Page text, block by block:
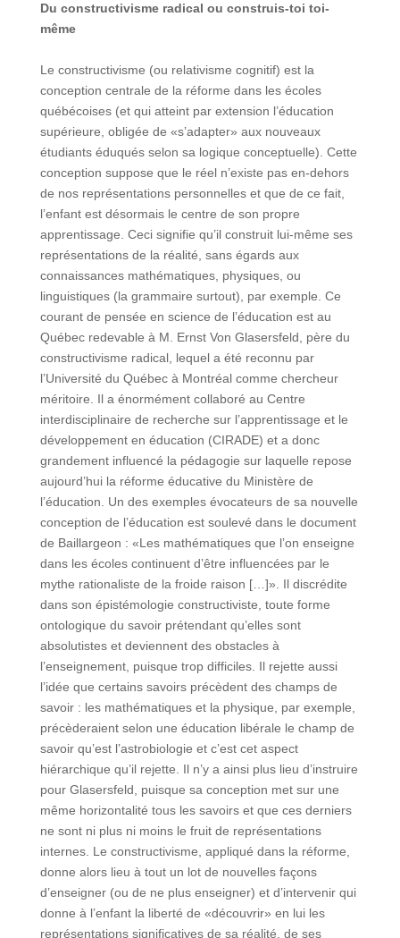
Du constructivisme radical ou construis-toi toi-
même
Le constructivisme (ou relativisme cognitif) est la
conception centrale de la réforme dans les écoles
québécoises (et qui atteint par extension l’éducation
supérieure, obligée de «s’adapter» aux nouveaux
étudiants éduqués selon sa logique conceptuelle). Cette
conception suppose que le réel n’existe pas en-dehors
de nos représentations personnelles et que de ce fait,
l’enfant est désormais le centre de son propre
apprentissage. Ceci signifie qu’il construit lui-même ses
représentations de la réalité, sans égards aux
connaissances mathématiques, physiques, ou
linguistiques (la grammaire surtout), par exemple. Ce
courant de pensée en science de l’éducation est au
Québec redevable à M. Ernst Von Glasersfeld, père du
constructivisme radical, lequel a été reconnu par
l’Université du Québec à Montréal comme chercheur
méritoire. Il a énormément collaboré au Centre
interdisciplinaire de recherche sur l’apprentissage et le
développement en éducation (CIRADE) et a donc
grandement influencé la pédagogie sur laquelle repose
aujourd’hui la réforme éducative du Ministère de
l’éducation. Un des exemples évocateurs de sa nouvelle
conception de l’éducation est soulevé dans le document
de Baillargeon : «Les mathématiques que l’on enseigne
dans les écoles continuent d’être influencées par le
mythe rationaliste de la froide raison […]». Il discrédite
dans son épistémologie constructiviste, toute forme
ontologique du savoir prétendant qu’elles sont
absolutistes et deviennent des obstacles à
l’enseignement, puisque trop difficiles. Il rejette aussi
l’idée que certains savoirs précèdent des champs de
savoir : les mathématiques et la physique, par exemple,
précèderaient selon une éducation libérale le champ de
savoir qu’est l’astrobiologie et c’est cet aspect
hiérarchique qu’il rejette. Il n’y a ainsi plus lieu d’instruire
pour Glasersfeld, puisque sa conception met sur une
même horizontalité tous les savoirs et que ces derniers
ne sont ni plus ni moins le fruit de représentations
internes. Le constructivisme, appliqué dans la réforme,
donne alors lieu à tout un lot de nouvelles façons
d’enseigner (ou de ne plus enseigner) et d’intervenir qui
donne à l’enfant la liberté de «découvrir» en lui les
représentations significatives de sa réalité, de ses